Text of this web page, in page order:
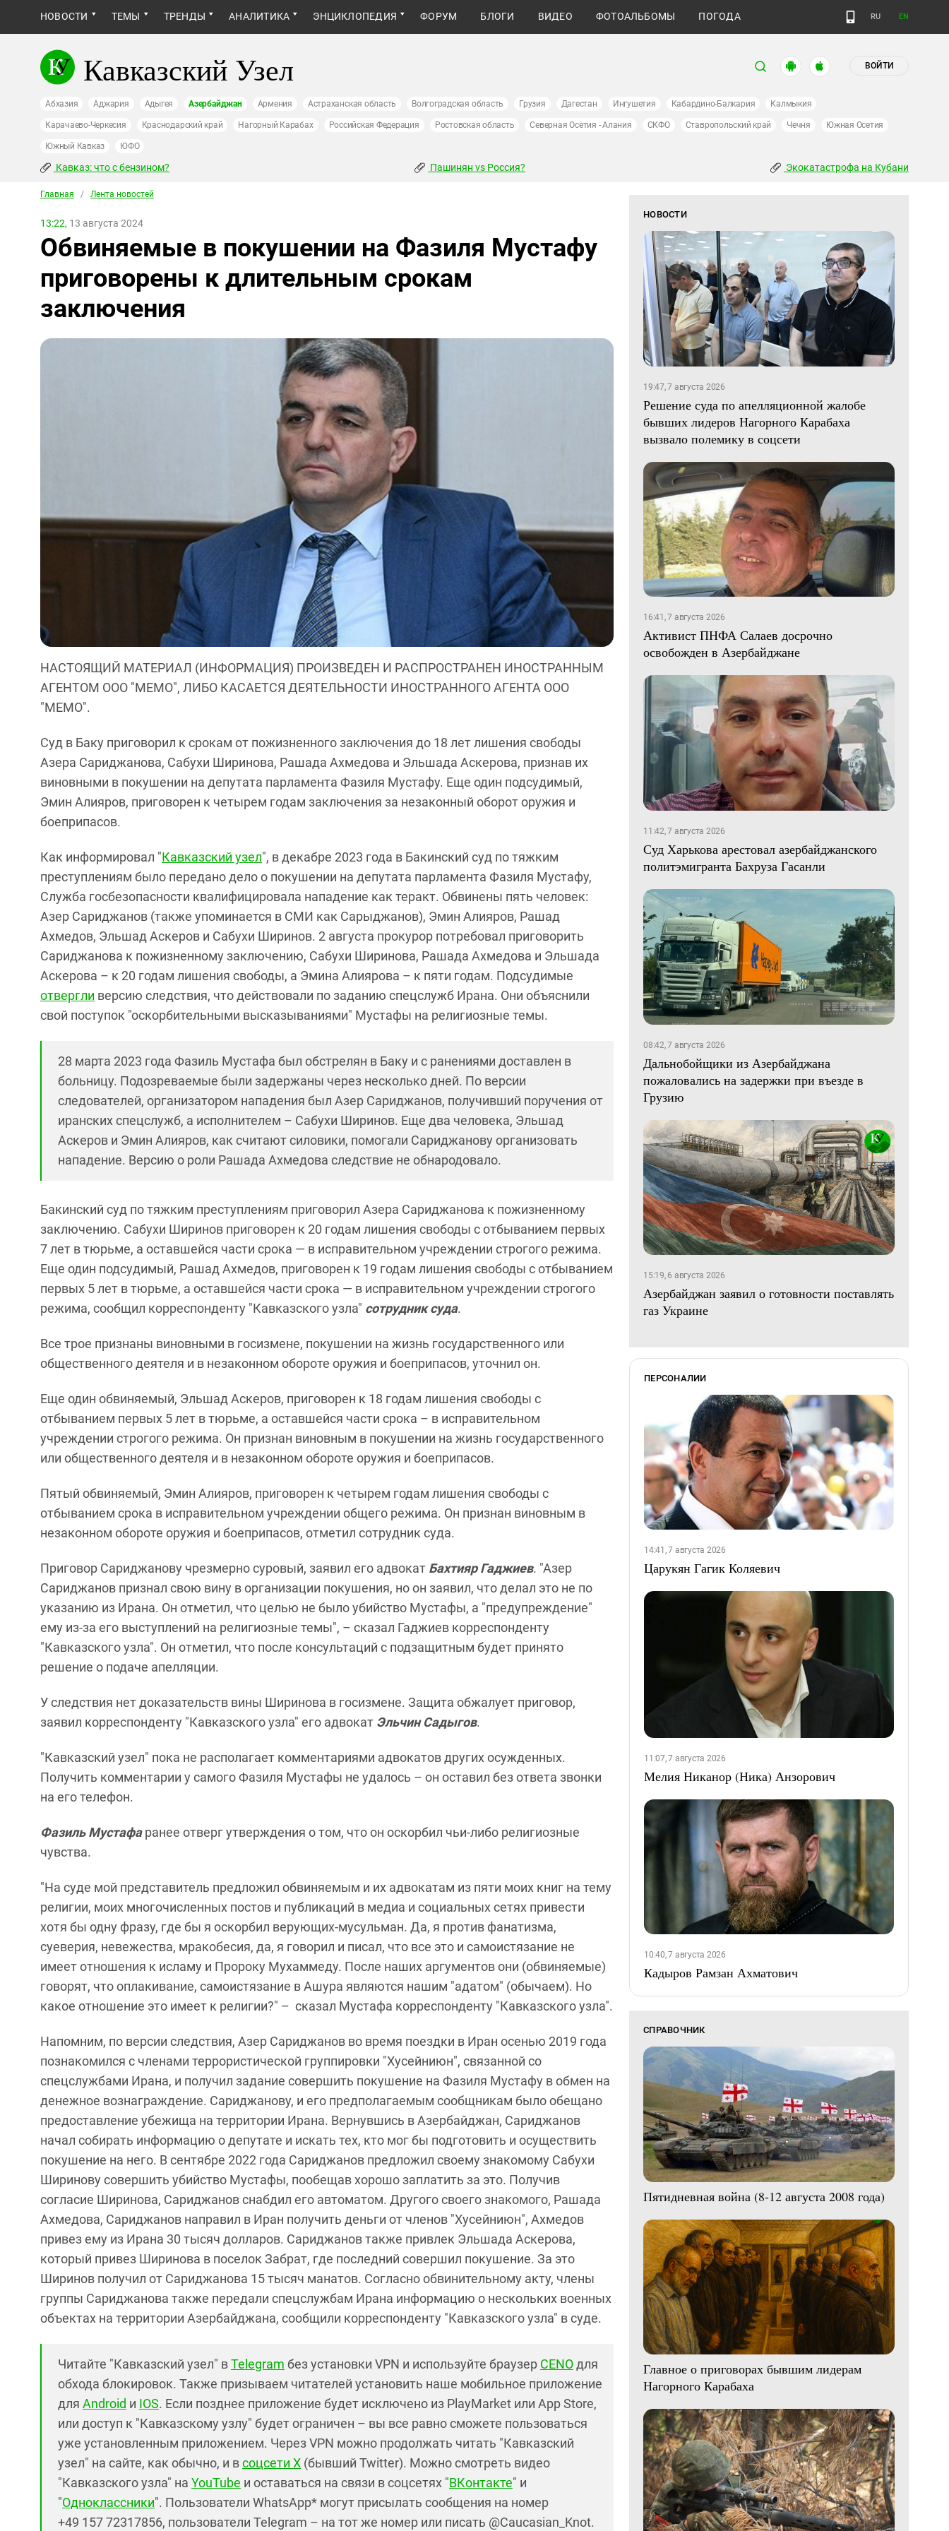
НОВОСТИ ТЕМЫ ТРЕНДЫ АНАЛИТИКА ЭНЦИКЛОПЕДИЯ ФОРУМ БЛОГИ ВИДЕО ФОТОАЛЬБОМЫ ПОГОДА RU EN
Кавказский Узел ВОЙТИ
Абхазия Аджария Адыгея Азербайджан Армения Астраханская область Волгоградская область Грузия Дагестан Ингушетия Кабардино-Балкария Калмыкия
Карачаево-Черкесия Краснодарский край Нагорный Карабах Российская Федерация Ростовская область Северная Осетия - Алания СКФО Ставропольский край Чечня Южная Осетия
Южный Кавказ ЮФО
Кавказ: что с бензином? Пашинян vs Россия? Экокатастрофа на Кубани
Главная / Лента новостей
13:22, 13 августа 2024
Обвиняемые в покушении на Фазиля Мустафу
приговорены к длительным срокам
заключения
НАСТОЯЩИЙ МАТЕРИАЛ (ИНФОРМАЦИЯ) ПРОИЗВЕДЕН И РАСПРОСТРАНЕН ИНОСТРАННЫМ
АГЕНТОМ ООО "МЕМО", ЛИБО КАСАЕТСЯ ДЕЯТЕЛЬНОСТИ ИНОСТРАННОГО АГЕНТА ООО
"МЕМО".
Суд в Баку приговорил к срокам от пожизненного заключения до 18 лет лишения свободы
Азера Сариджанова, Сабухи Ширинова, Рашада Ахмедова и Эльшада Аскерова, признав их
виновными в покушении на депутата парламента Фазиля Мустафу. Еще один подсудимый,
Эмин Алияров, приговорен к четырем годам заключения за незаконный оборот оружия и
боеприпасов.
Как информировал "Кавказский узел", в декабре 2023 года в Бакинский суд по тяжким
преступлениям было передано дело о покушении на депутата парламента Фазиля Мустафу,
Служба госбезопасности квалифицировала нападение как теракт. Обвинены пять человек:
Азер Сариджанов (также упоминается в СМИ как Сарыджанов), Эмин Алияров, Рашад
Ахмедов, Эльшад Аскеров и Сабухи Ширинов. 2 августа прокурор потребовал приговорить
Сариджанова к пожизненному заключению, Сабухи Ширинова, Рашада Ахмедова и Эльшада
Аскерова – к 20 годам лишения свободы, а Эмина Алиярова – к пяти годам. Подсудимые
отвергли версию следствия, что действовали по заданию спецслужб Ирана. Они объяснили
свой поступок "оскорбительными высказываниями" Мустафы на религиозные темы.
28 марта 2023 года Фазиль Мустафа был обстрелян в Баку и с ранениями доставлен в
больницу. Подозреваемые были задержаны через несколько дней. По версии
следователей, организатором нападения был Азер Сариджанов, получивший поручения от
иранских спецслужб, а исполнителем – Сабухи Ширинов. Еще два человека, Эльшад
Аскеров и Эмин Алияров, как считают силовики, помогали Сариджанову организовать
нападение. Версию о роли Рашада Ахмедова следствие не обнародовало.
Бакинский суд по тяжким преступлениям приговорил Азера Сариджанова к пожизненному
заключению. Сабухи Ширинов приговорен к 20 годам лишения свободы с отбыванием первых
7 лет в тюрьме, а оставшейся части срока — в исправительном учреждении строгого режима.
Еще один подсудимый, Рашад Ахмедов, приговорен к 19 годам лишения свободы с отбыванием
первых 5 лет в тюрьме, а оставшейся части срока — в исправительном учреждении строгого
режима, сообщил корреспонденту "Кавказского узла" сотрудник суда.
Все трое признаны виновными в госизмене, покушении на жизнь государственного или
общественного деятеля и в незаконном обороте оружия и боеприпасов, уточнил он.
Еще один обвиняемый, Эльшад Аскеров, приговорен к 18 годам лишения свободы с
отбыванием первых 5 лет в тюрьме, а оставшейся части срока – в исправительном
учреждении строгого режима. Он признан виновным в покушении на жизнь государственного
или общественного деятеля и в незаконном обороте оружия и боеприпасов.
Пятый обвиняемый, Эмин Алияров, приговорен к четырем годам лишения свободы с
отбыванием срока в исправительном учреждении общего режима. Он признан виновным в
незаконном обороте оружия и боеприпасов, отметил сотрудник суда.
Приговор Сариджанову чрезмерно суровый, заявил его адвокат Бахтияр Гаджиев. "Азер
Сариджанов признал свою вину в организации покушения, но он заявил, что делал это не по
указанию из Ирана. Он отметил, что целью не было убийство Мустафы, а "предупреждение"
ему из-за его выступлений на религиозные темы", – сказал Гаджиев корреспонденту
"Кавказского узла". Он отметил, что после консультаций с подзащитным будет принято
решение о подаче апелляции.
У следствия нет доказательств вины Ширинова в госизмене. Защита обжалует приговор,
заявил корреспонденту "Кавказского узла" его адвокат Эльчин Садыгов.
"Кавказский узел" пока не располагает комментариями адвокатов других осужденных.
Получить комментарии у самого Фазиля Мустафы не удалось – он оставил без ответа звонки
на его телефон.
Фазиль Мустафаранее отверг утверждения о том, что он оскорбил чьи-либо религиозные
чувства.
"На суде мой представитель предложил обвиняемым и их адвокатам из пяти моих книг на тему
религии, моих многочисленных постов и публикаций в медиа и социальных сетях привести
хотя бы одну фразу, где бы я оскорбил верующих-мусульман. Да, я против фанатизма,
суеверия, невежества, мракобесия, да, я говорил и писал, что все это и самоистязание не
имеет отношения к исламу и Пророку Мухаммеду. После наших аргументов они (обвиняемые)
говорят, что оплакивание, самоистязание в Ашура являются нашим "адатом" (обычаем). Но
какое отношение это имеет к религии?" – сказал Мустафа корреспонденту "Кавказского узла".
Напомним, по версии следствия, Азер Сариджанов во время поездки в Иран осенью 2019 года
познакомился с членами террористической группировки "Хусейниюн", связанной со
спецслужбами Ирана, и получил задание совершить покушение на Фазиля Мустафу в обмен на
денежное вознаграждение. Сариджанову, и его предполагаемым сообщникам было обещано
предоставление убежища на территории Ирана. Вернувшись в Азербайджан, Сариджанов
начал собирать информацию о депутате и искать тех, кто мог бы подготовить и осуществить
покушение на него. В сентябре 2022 года Сариджанов предложил своему знакомому Сабухи
Ширинову совершить убийство Мустафы, пообещав хорошо заплатить за это. Получив
согласие Ширинова, Сариджанов снабдил его автоматом. Другого своего знакомого, Рашада
Ахмедова, Сариджанов направил в Иран получить деньги от членов "Хусейниюн", Ахмедов
привез ему из Ирана 30 тысяч долларов. Сариджанов также привлек Эльшада Аскерова,
который привез Ширинова в поселок Забрат, где последний совершил покушение. За это
Ширинов получил от Сариджанова 15 тысяч манатов. Согласно обвинительному акту, члены
группы Сариджанова также передали спецслужбам Ирана информацию о нескольких военных
объектах на территории Азербайджана, сообщили корреспонденту "Кавказского узла" в суде.
Читайте "Кавказский узел" вTelegram без установки VPN и используйте браузер CENOдля
обхода блокировок. Также призываем читателей установить наше мобильное приложение
для Android и IOS. Если позднее приложение будет исключено из PlayMarket или App Store,
или доступ к "Кавказскому узлу" будет ограничен – вы все равно сможете пользоваться
уже установленным приложением. Через VPN можно продолжать читать "Кавказский
узел" на сайте, как обычно, и всоцсети X (бывший Twitter). Можно смотреть видео
"Кавказского узла" на YouTube и оставаться на связи в соцсетях "ВКонтакте" и
"Одноклассники". Пользователи WhatsApp* могут присылать сообщения на номер
+49 157 72317856, пользователи Telegram – на тот же номер или писать @Caucasian_Knot.
НОВОСТИ
19:47, 7 августа 2026
Решение суда по апелляционной жалобе
бывших лидеров Нагорного Карабаха
вызвало полемику в соцсети
16:41, 7 августа 2026
Активист ПНФА Салаев досрочно
освобожден в Азербайджане
11:42, 7 августа 2026
Суд Харькова арестовал азербайджанского
политэмигранта Бахруза Гасанли
08:42, 7 августа 2026
Дальнобойщики из Азербайджана
пожаловались на задержки при въезде в
Грузию
15:19, 6 августа 2026
Азербайджан заявил о готовности поставлять
газ Украине
ПЕРСОНАЛИИ
14:41, 7 августа 2026
Царукян Гагик Коляевич
11:07, 7 августа 2026
Мелия Никанор (Ника) Анзорович
10:40, 7 августа 2026
Кадыров Рамзан Ахматович
СПРАВОЧНИК
Пятидневная война (8-12 августа 2008 года)
Главное о приговорах бывшим лидерам
Нагорного Карабаха